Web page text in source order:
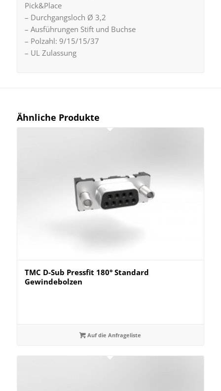
Pick&Place
– Durchgangsloch Ø 3,2
– Ausführungen Stift und Buchse
– Polzahl: 9/15/15/37
– UL Zulassung
Ähnliche Produkte
TMC D-Sub Pressfit 180° Standard
Gewindebolzen
Auf die Anfrageliste